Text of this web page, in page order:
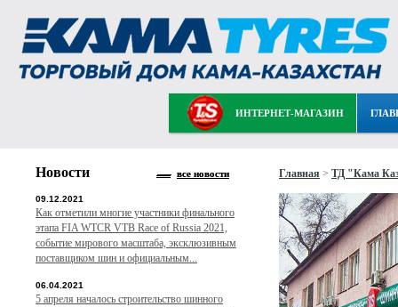
ИНТЕРНЕТ-МАГАЗИН
Главная > ТД "Кама
Новости все новости
09.12.2021
Как отметили многие участники финального
этапа FIA WTCR VTB Race of Russia 2021,
событие мирового масштаба, эксклюзивным
поставщиком шин и официальным...
06.04.2021
5 апреля началось строительство шинного